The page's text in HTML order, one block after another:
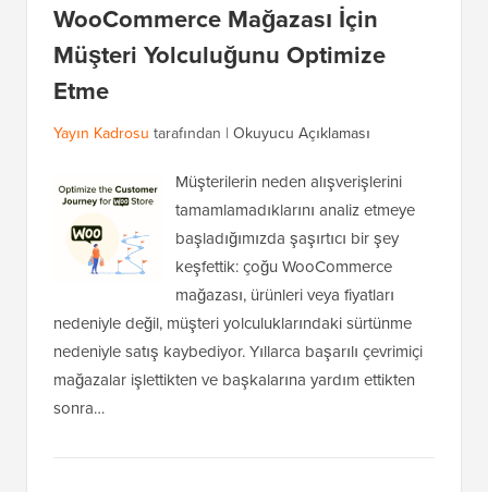
WooCommerce Mağazası İçin
Müşteri Yolculuğunu Optimize
Etme
Yayın Kadrosu tarafından | Okuyucu Açıklaması
Müşterilerin neden alışverişlerini
tamamlamadıklarını analiz etmeye
başladığımızda şaşırtıcı bir şey
keşfettik: çoğu WooCommerce
mağazası, ürünleri veya fiyatları
nedeniyle değil, müşteri yolculuklarındaki sürtünme
nedeniyle satış kaybediyor. Yıllarca başarılı çevrimiçi
mağazalar işlettikten ve başkalarına yardım ettikten
sonra…